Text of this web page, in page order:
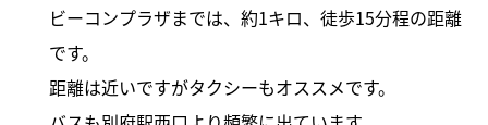
ビーコンプラザまでは、約1キロ、徒歩15分程の距離
です。
距離は近いですがタクシーもオススメです。